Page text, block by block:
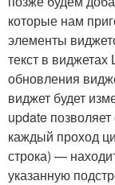
которые нам
элементы
текст в
обновления
виджет будет
update
каждый проход
строка) —
указанную